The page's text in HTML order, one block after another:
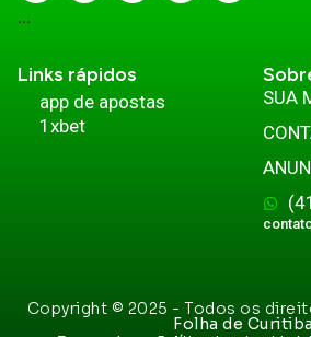
...
Links rápidos
app de apostas
1xbet
SUA
Copyright © 2025 - Todos os
Folha de